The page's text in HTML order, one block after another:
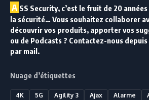
A SS Security, c’est le fruit de 20
la sécurité… Vous souhaitez collaborer
découvrir vos produits, apporter vos
ou de Podcasts ? Contactez-nous
par mail.
Nuage d’étiquettes
4K 5G Agility 3 Ajax Alarme